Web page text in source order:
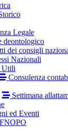
Legale
deontologico
dei consigli
Nazionali
Utili
Consulenza
Settimana
ed Eventi